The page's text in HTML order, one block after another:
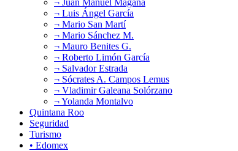
¬ Luis Ángel García
¬ Mario San Martí
¬ Mario Sánchez M.
¬ Mauro Benites G.
¬ Roberto Limón García
¬ Salvador Estrada
¬ Sócrates A. Campos Lemus
¬ Vladimir Galeana Solórzano
¬ Yolanda Montalvo
Quintana Roo
Seguridad
Turismo
• Edomex